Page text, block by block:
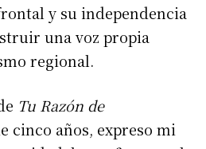
y su independencia
una voz propia
regional.
Tu Razón de
cinco años, expreso mi